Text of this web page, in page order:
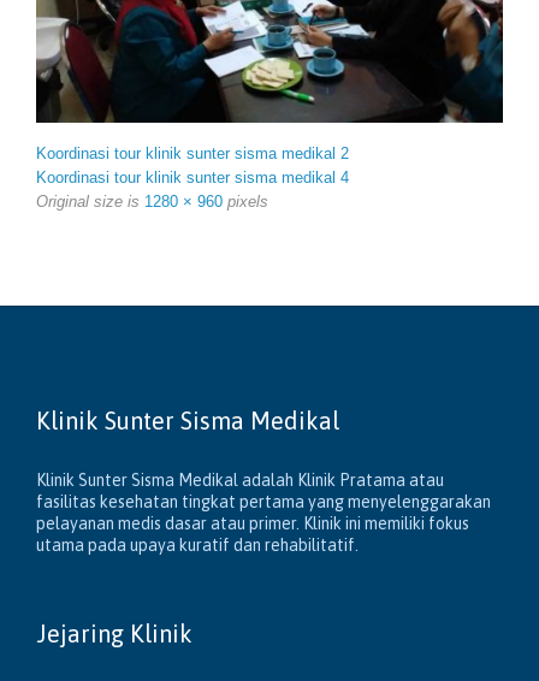
Koordinasi tour klinik sunter sisma medikal 2
Koordinasi tour klinik sunter sisma medikal 4
Original size is 1280 × 960 pixels
Klinik Sunter Sisma Medikal
Klinik Sunter Sisma Medikal adalah Klinik Pratama atau
fasilitas kesehatan tingkat pertama yang menyelenggarakan
pelayanan medis dasar atau primer. Klinik ini memiliki fokus
utama pada upaya kuratif dan rehabilitatif.
Jejaring Klinik